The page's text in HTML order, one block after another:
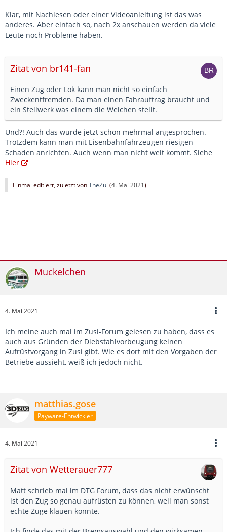
Klar, mit Nachlesen oder einer Videoanleitung ist das was
anderes. Aber einfach so, nach 2x anschauen werden da viele
Leute noch Probleme haben.
Zitat von br141-fan
Einen Zug oder Lok kann man nicht so einfach
Zweckentfremden. Da man einen Fahrauftrag braucht und
ein Stellwerk was einem die Weichen stellt.
Und?! Auch das wurde jetzt schon mehrmal angesprochen.
Trotzdem kann man mit Eisenbahnfahrzeugen riesigen
Schaden anrichten. Auch wenn man nicht weit kommt. Siehe
Hier
Einmal editiert, zuletzt vonTheZui (4. Mai 2021)
Muckelchen
4. Mai 2021
Ich meine auch mal im Zusi-Forum gelesen zu haben, dass es
auch aus Gründen der Diebstahlvorbeugung keinen
Aufrüstvorgang in Zusi gibt. Wie es dort mit den Vorgaben der
Betriebe aussieht, weiß ich jedoch nicht.
matthias.gose
Payware-Entwickler
4. Mai 2021
Zitat von Wetterauer777
Matt schrieb mal im DTG Forum, dass das nicht erwünscht
ist den Zug so genau aufrüsten zu können, weil man sonst
echte Züge klauen könnte.